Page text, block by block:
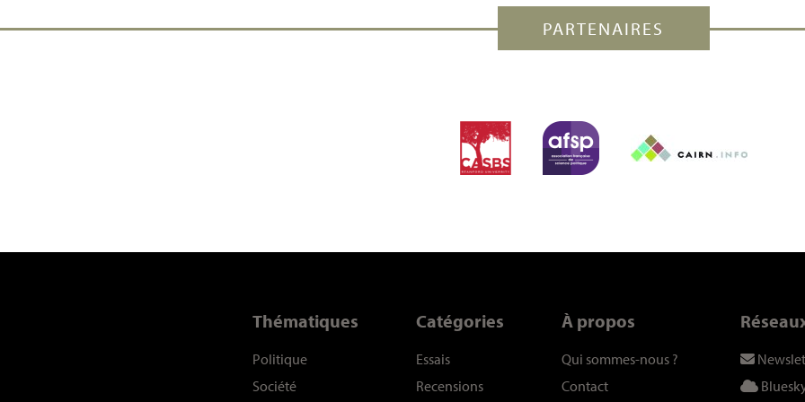
PARTENAIRES
Thématiques
Politique
Société
Catégories
Essais
Recensions
À propos
Qui sommes-nous ?
Contact